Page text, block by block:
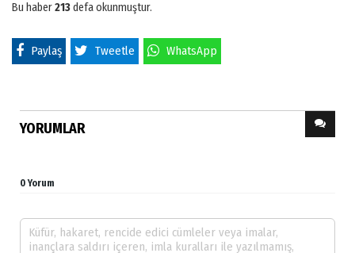
Bu haber213defa okunmuştur.
Paylaş Tweetle WhatsApp
YORUMLAR
0 Yorum